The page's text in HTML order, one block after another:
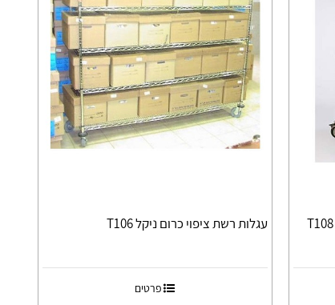
עגלות רשת ציפוי כרום ניקל T106
פרטים